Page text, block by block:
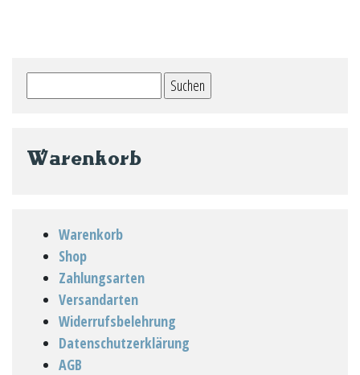
nach:
Warenkorb
Warenkorb
Shop
Zahlungsarten
Versandarten
Widerrufsbelehrung
Datenschutzerklärung
AGB